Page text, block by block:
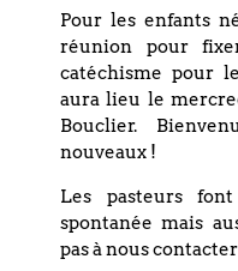
dont nous en prenons
c’est ce que nous
pour nous.
La fête deSouccotest
terme, une façon de
l’aide d’un support
premier du terme.
Dans le protestantisme
soupçonné de devenir
Pour les enfants
réunion pour
catéchisme pour
aura lieu le
Bouclier.
nouveaux !
Les pasteurs
spontanée mais
pas à nous